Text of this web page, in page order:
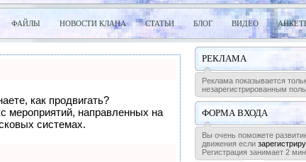
ФАЙЛЫ НОВОСТИ КЛАНА СТАТЬИ БЛОГ ВИДЕО
как продвигать?
мероприятий, направленных на
системах.
РЕКЛАМА
Реклама показывается
незарегистрированным
ФОРМА ВХОДА
Вы очень поможете
движения если
Регистрация занимает 2